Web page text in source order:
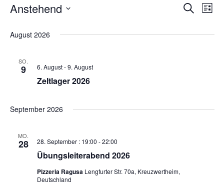
Suche
Suche
Liste
Anstehend
wählen.
August 2026
SO.
9
Zeltlager 2026
6. August-9. August
September 2026
MO.
28
Übungsleiterabend 2026
28. September : 19:00 -22:00
Pizzeria Ragusa Lengfurter Str. 70a, Kreuzwertheim,
Deutschland